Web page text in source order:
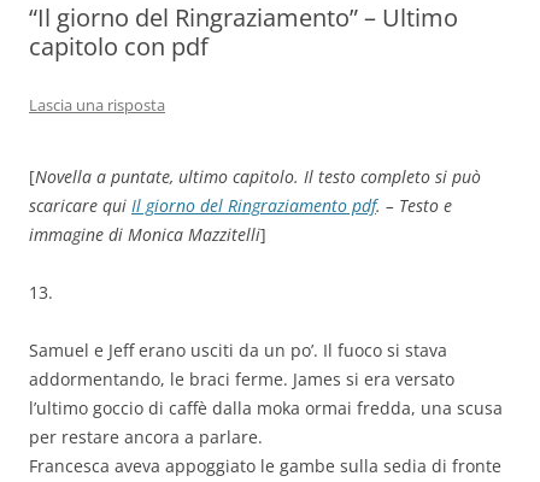
“Il giorno del Ringraziamento” – Ultimo
capitolo con pdf
Lascia una risposta
[Novella a puntate, ultimo capitolo. Il testo completo si può
scaricare qui Il giorno del Ringraziamento pdf. – Testo e
immagine di Monica Mazzitelli]
13.
Samuel e Jeff erano usciti da un po’. Il fuoco si stava
addormentando, le braci ferme. James si era versato
l’ultimo goccio di caffè dalla moka ormai fredda, una scusa
per restare ancora a parlare.
Francesca aveva appoggiato le gambe sulla sedia di fronte